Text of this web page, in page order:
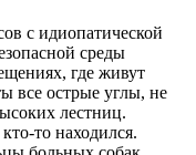
с идиопатической
среды
где живут
все острые углы, не
лестниц.
то находился.